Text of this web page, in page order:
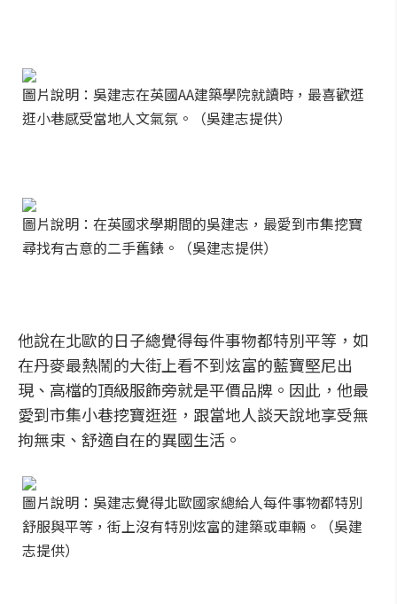
圖片說明：吳建志在英國AA建築學院就讀時，最喜歡逛
逛小巷感受當地人文氣氛。（吳建志提供）
圖片說明：在英國求學期間的吳建志，最愛到市集挖寶
尋找有古意的二手舊錶。（吳建志提供）
他說在北歐的日子總覺得每件事物都特別平等，如
在丹麥最熱鬧的大街上看不到炫富的藍寶堅尼出
現、高檔的頂級服飾旁就是平價品牌。因此，他最
愛到市集小巷挖寶逛逛，跟當地人談天說地享受無
拘無束、舒適自在的異國生活。
圖片說明：吳建志覺得北歐國家總給人每件事物都特別
舒服與平等，街上沒有特別炫富的建築或車輛。（吳建
志提供）